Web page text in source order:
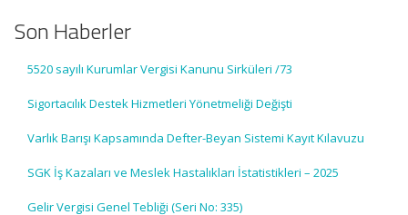
Son Haberler
5520 sayılı Kurumlar Vergisi Kanunu Sirküleri /73
Sigortacılık Destek Hizmetleri Yönetmeliği Değişti
Varlık Barışı Kapsamında Defter-Beyan Sistemi Kayıt Kılavuzu
SGK İş Kazaları ve Meslek Hastalıkları İstatistikleri – 2025
Gelir Vergisi Genel Tebliği (Seri No: 335)